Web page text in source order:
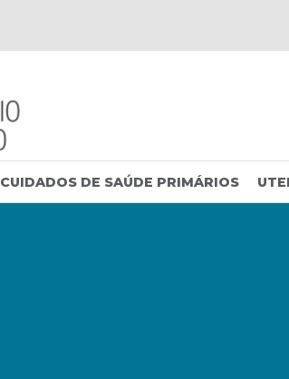
CUIDADOS DE SAÚDE PRIMÁRIOS